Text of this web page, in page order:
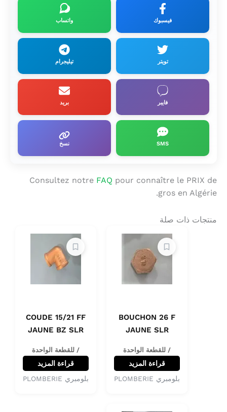
فيسبوك واتساب
تويتر تيليجرام
فايبر بريد
SMS نسخ
Consultez notre FAQ pour connaître le PRIX de
gros en Algérie.
منتجات ذات صلة
BOUCHON 26 F
JAUNE SLR
/ للقطعة الواحدة
قراءة المزيد
بلومبري PLOMBERIE
COUDE 15/21 FF
JAUNE BZ SLR
/ للقطعة الواحدة
قراءة المزيد
بلومبري PLOMBERIE